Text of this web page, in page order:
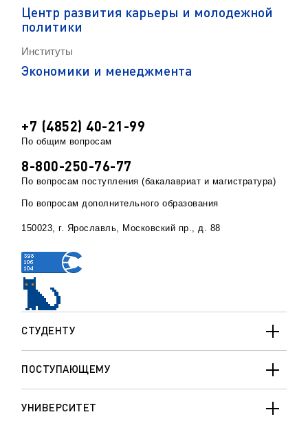
Центр развития карьеры и молодежной
политики
Институты
Экономики и менеджмента
СТУДЕНТУ
ПОСТУПАЮЩЕМУ
УНИВЕРСИТЕТ
+7 (4852) 40-21-99
По общим вопросам
8-800-250-76-77
По вопросам поступления (бакалавриат и магистратура)
По вопросам дополнительного образования
150023, г. Ярославль, Московский пр., д. 88